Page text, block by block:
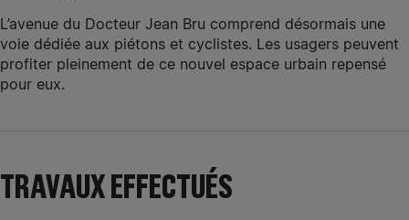
L’avenue du Docteur Jean Bru comprend désormais une
voie dédiée aux piétons et cyclistes. Les usagers peuvent
profiter pleinement de ce nouvel espace urbain repensé
pour eux.
TRAVAUX EFFECTUÉS